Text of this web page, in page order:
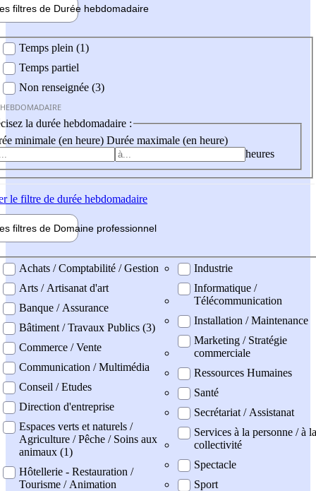
filtres de Durée hebdomadaire
Temps plein (1)
Temps partiel
Non renseignée (3)
la durée hebdomadaire :
minimale (en heure) Durée maximale (en heure)
heures
le filtre de durée hebdomadaire
filtres de Domaine professionnel
professionel
Achats / Comptabilité / Gestion
Arts / Artisanat d'art
Banque / Assurance
Bâtiment / Travaux Publics (3)
Commerce / Vente
Communication / Multimédia
Conseil / Etudes
Direction d'entreprise
Espaces verts et naturels /
Agriculture / Pêche / Soins aux
animaux (1)
Hôtellerie - Restauration /
Tourisme / Animation
Industrie
Informatique /
Télécommunication
Installation / Maintenance
Marketing / Stratégie
commerciale
Ressources Humaines
Santé
Secrétariat / Assistanat
Services à la personne / à la
collectivité
Spectacle
Sport